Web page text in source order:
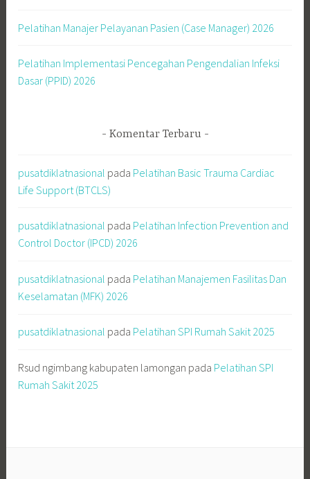
Pelatihan Manajer Pelayanan Pasien (Case Manager) 2026
Pelatihan Implementasi Pencegahan Pengendalian Infeksi
Dasar (PPID) 2026
Komentar Terbaru
pusatdiklatnasional pada Pelatihan Basic Trauma Cardiac
Life Support (BTCLS)
pusatdiklatnasional pada Pelatihan Infection Prevention and
Control Doctor (IPCD) 2026
pusatdiklatnasional pada Pelatihan Manajemen Fasilitas Dan
Keselamatan (MFK) 2026
pusatdiklatnasional pada Pelatihan SPI Rumah Sakit 2025
Rsud ngimbang kabupaten lamongan pada Pelatihan SPI
Rumah Sakit 2025